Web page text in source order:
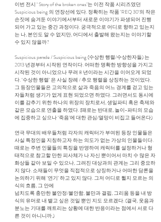
이번 전시 ‘ Story of the broken ones’는 이전 작품 시리즈였던
Suspicious being 의 연장선에 있다. 정확히는 작품 ‘REQ 30’의 작은
손짓에 숨겨둔 이야기에서부터 새로운 이야기가 파생되어 진행
되어 가고 있는 중간 과정이다. 궁극적으로 어디로 향하고 있는지
는 나, 본인도 알 수 없지만, 어디에서 출발해 왔는지는 이야기할
수 있지 않을까?
Suspicious parade / Suspicious being (수상한 행렬/수상한자들) 는
2013 년경부터 시작된 연작이다. 어떠한 명확한 방향성을 가지고
시작된 것이 아니었으나 무려 8 년이라는 시간을 이어오게 되었
다. ‘수상한 행렬’ 은 사실 장례 / 추모 행렬을 상징하는 것이었다.
그 등장인물들은 고의적으로 삶과 죽음의 어느 경계를 걷고 있는
자들처럼 생기가 없게 표현 되었으면 하였다. 그러면서도 동시에
이를 감추기 위한 하나의 위장의 장치로서, 생일파티 혹은 축제와
같은 모습으로 연출을 하였다. (때로는 반대로, 놀이-파티의 모습
에 집중하고 싶으나 ‘죽음’에 대한 관심/열망이 비집고 들어온다)
연극 무대의 배우들처럼 각자의 캐릭터가 부여된 등장 인물들은
사실 특정인을 지칭하고자 하는 의도가 없는 가상의 인물들이다.
때로는 주변 인물들의 특징을 반영하여 캐릭터를 설정하거나 형
태적으로 참고할 만한 피사체가 나 자신 뿐이어서 마치 수 많은 자
화상들 같아 보일 수 있으나, 그려진 대상과의 관계는 그리 중요하
지 않다. 소재들이 무엇을 직접적으로 상징하거나 어떠한 담론을
논의하기 위해 ‘연기’ 하고 있지 않다. 그저 어디로 튈지 모르는 의
식의 흐름, 그 안에
넘치도록 충만한 불안정/불안함, 불만과 결핍, 그리움 등을 내 방
식의 유머로 내 뱉고 싶은 것일 뿐인 지도 모르겠다. (결국, 웃음과
분노는 기대를 깨트리는 상황에 대한 반응이라는 점에서 서로 다
른 것이 아니니까.)